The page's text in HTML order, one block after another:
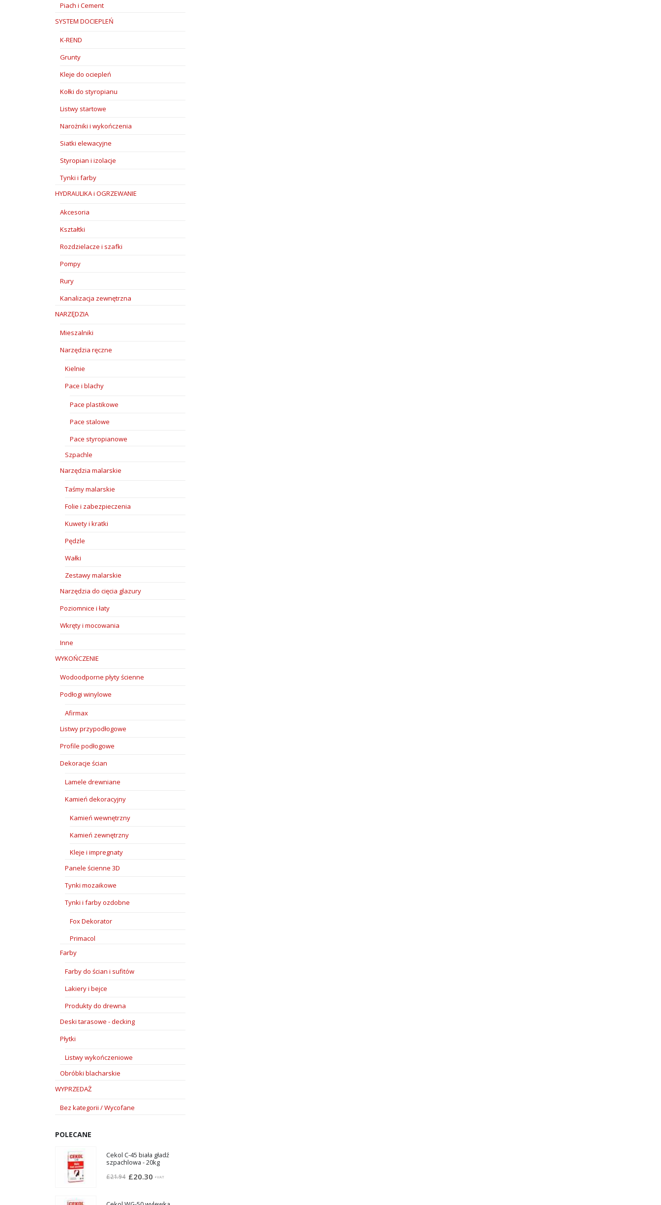
Piach i Cement
SYSTEM DOCIEPLEŃ
K-REND
Grunty
Kleje do ociepleń
Kołki do styropianu
Listwy startowe
Narożniki i wykończenia
Siatki elewacyjne
Styropian i izolacje
Tynki i farby
HYDRAULIKA i OGRZEWANIE
Akcesoria
Kształtki
Rozdzielacze i szafki
Pompy
Rury
Kanalizacja zewnętrzna
NARZĘDZIA
Mieszalniki
Narzędzia ręczne
Kielnie
Pace i blachy
Pace plastikowe
Pace stalowe
Pace styropianowe
Szpachle
Narzędzia malarskie
Taśmy malarskie
Folie i zabezpieczenia
Kuwety i kratki
Pędzle
Wałki
Zestawy malarskie
Narzędzia do cięcia glazury
Poziomnice i łaty
Wkręty i mocowania
Inne
WYKOŃCZENIE
Wodoodporne płyty ścienne
Podłogi winylowe
Afirmax
Listwy przypodłogowe
Profile podłogowe
Dekoracje ścian
Lamele drewniane
Kamień dekoracyjny
Kamień wewnętrzny
Kamień zewnętrzny
Kleje i impregnaty
Panele ścienne 3D
Tynki mozaikowe
Tynki i farby ozdobne
Fox Dekorator
Primacol
Farby
Farby do ścian i sufitów
Lakiery i bejce
Produkty do drewna
Deski tarasowe - decking
Płytki
Listwy wykończeniowe
Obróbki blacharskie
WYPRZEDAŻ
Bez kategorii / Wycofane
POLECANE
Cekol C-45 biała gładź
szpachlowa - 20kg
£21.94 Pierwotna
£20.30 Aktualna
+VAT